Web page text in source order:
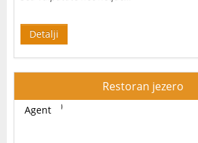
Detalji
Restoran jezero
Agent